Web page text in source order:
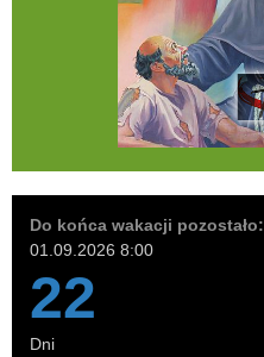
Do końca wakacji pozostało:
01.09.2026 8:00
22
Dni